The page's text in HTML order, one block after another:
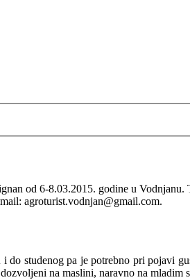
od 6-8.03.2015. godine u Vodnjanu.
agroturist.vodnjan@gmail.com.
studenog pa je potrebno pri pojavi
na maslini, naravno na mladim